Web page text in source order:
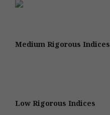
Medium Rigorous Indices
Low Rigorous Indices